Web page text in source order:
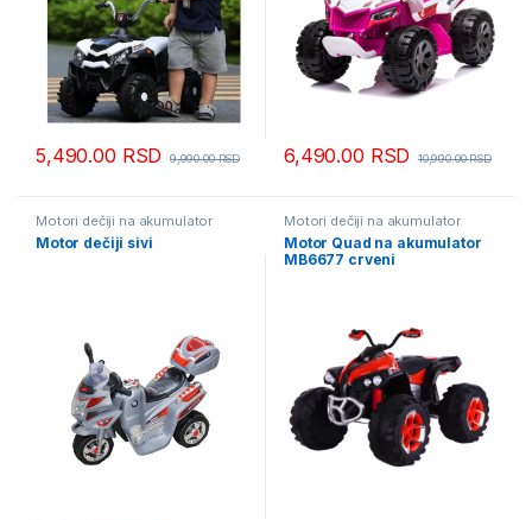
5,490.00 RSD 9,990.00RSD 6,490.00 RSD 10,990.00RSD
Motori dečiji na akumulator
Motor dečiji sivi
Motori dečiji na akumulator
Motor Quad na akumulator
MB6677 crveni